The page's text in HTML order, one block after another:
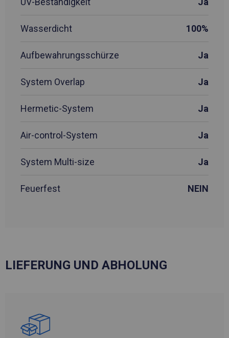
Wasserdicht 100%
Aufbewahrungsschürze Ja
System Overlap Ja
Hermetic-System Ja
Air-control-System Ja
System Multi-size Ja
Feuerfest NEIN
LIEFERUNG UND ABHOLUNG